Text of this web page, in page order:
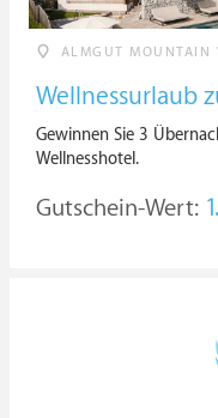
ALMGUT MOUNTAIN
Wellnessurlaub
Gewinnen Sie 3
Wellnesshotel.
Gutschein-Wert: